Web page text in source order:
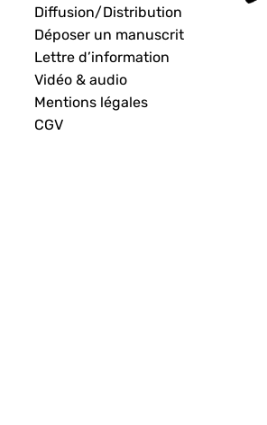
Diffusion/Distribution
Déposer un manuscrit
Lettre d’information
Vidéo & audio
Mentions légales
CGV